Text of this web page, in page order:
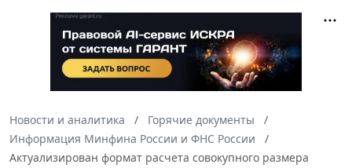
Новости и аналитика
Горячие документы
Информация Минфина России и ФНС России
Актуализирован формат расчета совокупного размера